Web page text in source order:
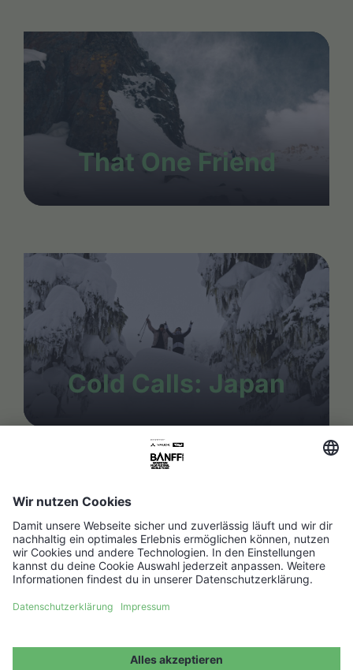
That One Friend
Cold Calls: Japan
FAQ
Host a show
Kontakt
Partner werden ↗
Jobs ↗
Barrierefreiheitserklärung
Impressum
Datenschutz
Cookie Einstellungen